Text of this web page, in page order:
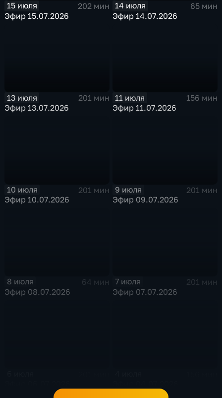
15 июля
202 мин
Эфир 15.07.2026
14 июля
65 мин
Эфир 14.07.2026
13 июля
201 мин
Эфир 13.07.2026
11 июля
156 мин
Эфир 11.07.2026
10 июля
201 мин
Эфир 10.07.2026
9 июля
201 мин
Эфир 09.07.2026
8 июля
64 мин
Эфир 08.07.2026
7 июля
201 мин
Эфир 07.07.2026